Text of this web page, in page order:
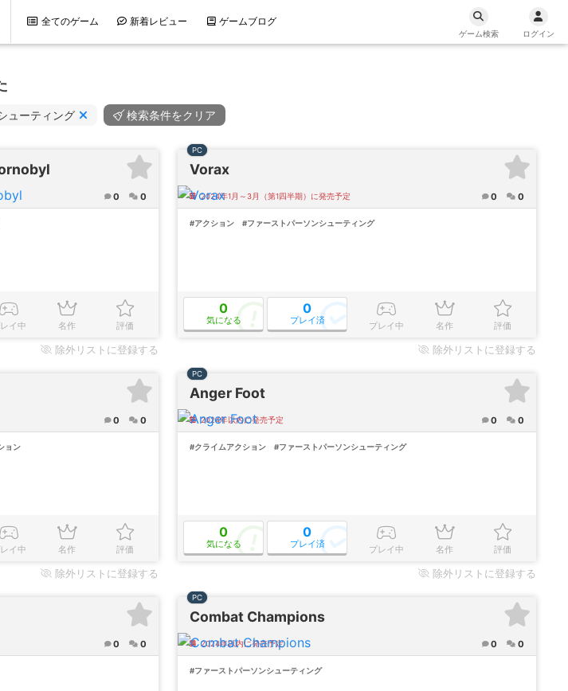
全てのゲーム 新着レビュー ゲームブログ
ゲーム検索 ログイン
ューティング 検索条件をクリア
0 0
イ中 名作 評価
除外 リストに登録する
Vorax
PC
2024年1月～3月（第1四半期）に発売予定 0 0
#アクション #ファーストパーソンシューティング
0
気になる
0
プレイ済
プレイ中 名作 評価
除外 リストに登録する
0 0
ョン
イ中 名作 評価
除外 リストに登録する
Anger Foot
PC
2024年以内に発売予定 0 0
#クライムアクション #ファーストパーソンシューティング
0
気になる
0
プレイ済
プレイ中 名作 評価
除外 リストに登録する
0 0
Combat Champions
PC
2024年以内に発売予定 0 0
#ファーストパーソンシューティング